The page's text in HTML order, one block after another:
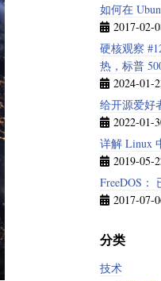
如何在
2017-02-
硬核观察
热，标普
2024-01-
给开源爱好
2022-01-
详解 Linux
2019-05-
FreeDOS：
2017-07-
分类
技术